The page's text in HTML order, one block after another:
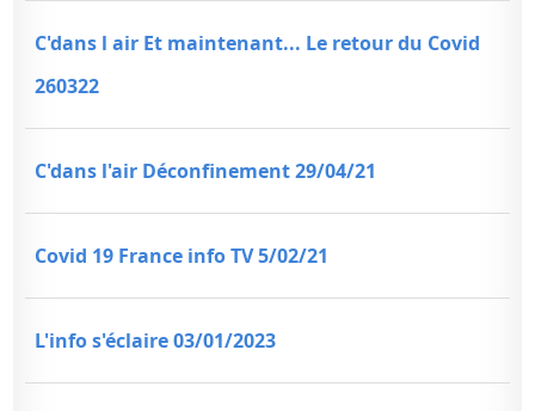
C'dans l air Et maintenant... Le retour du Covid
260322
C'dans l'air Déconfinement 29/04/21
Covid 19 France info TV 5/02/21
L'info s'éclaire 03/01/2023